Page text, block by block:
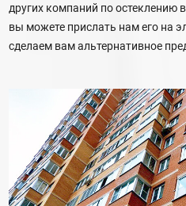
других компаний по остеклению
вы можете прислать нам его на
сделаем вам альтернативное